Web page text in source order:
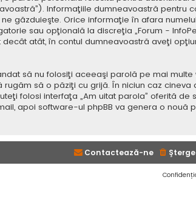
Informaţiile dumneavoastră pentru
găzduieşte. Orice informaţie în afara
sau opţională la discreţia „Forum -
atât, în contul dumneavoastră aveţi
să nu folosiţi aceeaşi parolă pe mai multe
să o păziţi cu grijă. În niciun caz cineva
folosi interfaţa „Am uitat parola” oferită de
apoi software-ul phpBB va genera o nouă
Contactează-ne